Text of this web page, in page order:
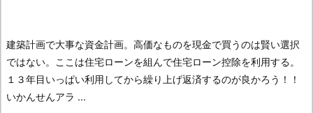
建築計画で大事な資金計画。 高価なものを現金で買うのは賢い選択
ではない。
ここは住宅ローンを組んで住宅ローン控除を利用する。
１３年目いっぱい利用してから繰り上げ返済するのが良かろう！！
いかんせんアラ ...